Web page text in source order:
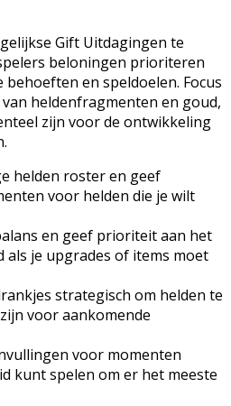
Gift Uitdagingen te
beloningen prioriteren
en speldoelen. Focus
heldenfragmenten en goud,
zijn voor de ontwikkeling
helden roster en geef
voor helden die je wilt
en geef prioriteit aan het
als je upgrades of items moet
strategisch om helden te
voor aankomende
voor momenten
kunt spelen om er het meeste